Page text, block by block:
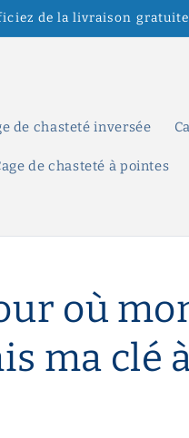
de la livraison
de chasteté inversée
de chasteté à pointes
où
ma clé